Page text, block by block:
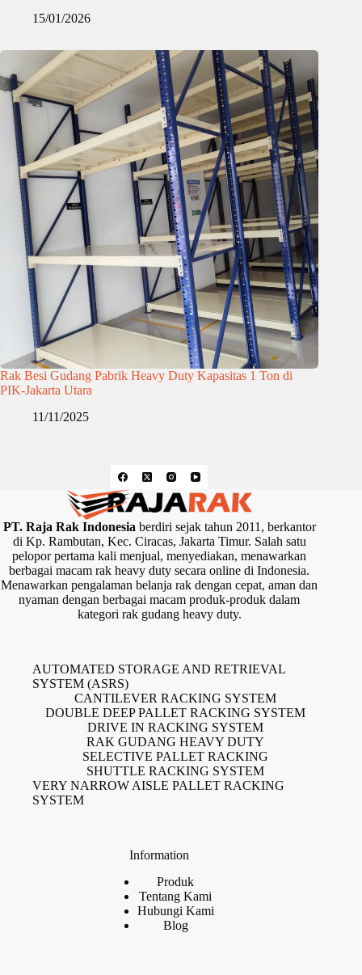
15/01/2026
Rak Besi Gudang Pabrik Heavy Duty Kapasitas 1 Ton di
PIK-Jakarta Utara
11/11/2025
PT. Raja Rak Indonesia berdiri sejak tahun 2011, berkantor
di Kp. Rambutan, Kec. Ciracas, Jakarta Timur. Salah satu
pelopor pertama kali menjual, menyediakan, menawarkan
berbagai macam rak heavy duty secara online di Indonesia.
Menawarkan pengalaman belanja rak dengan cepat, aman dan
nyaman dengan berbagai macam produk-produk dalam
kategori rak gudang heavy duty.
AUTOMATED STORAGE AND RETRIEVAL
SYSTEM (ASRS)
CANTILEVER RACKING SYSTEM
DOUBLE DEEP PALLET RACKING SYSTEM
DRIVE IN RACKING SYSTEM
RAK GUDANG HEAVY DUTY
SELECTIVE PALLET RACKING
SHUTTLE RACKING SYSTEM
VERY NARROW AISLE PALLET RACKING
SYSTEM
Information
Produk
Tentang Kami
Hubungi Kami
Blog